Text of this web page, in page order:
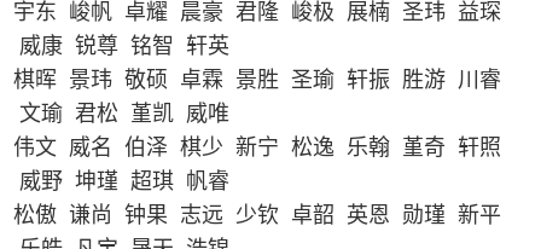
宇东 峻帆 卓耀 晨豪 君隆 峻极 展楠 圣玮 益琛
威康 锐尊 铭智 轩英
棋晖 景玮 敬硕 卓霖 景胜 圣瑜 轩振 胜游 川睿
文瑜 君松 堇凯 威唯
伟文 威名 伯泽 棋少 新宁 松逸 乐翰 堇奇 轩照
威野 坤瑾 超琪 帆睿
松傲 谦尚 钟果 志远 少钦 卓韶 英恩 勋瑾 新平